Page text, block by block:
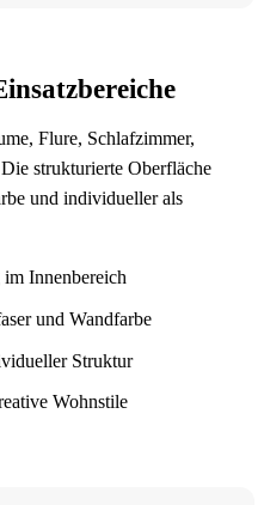
Flure, Schlafzimmer,
strukturierte Oberfläche
und individueller als
Innenbereich
und Wandfarbe
Struktur
Wohnstile